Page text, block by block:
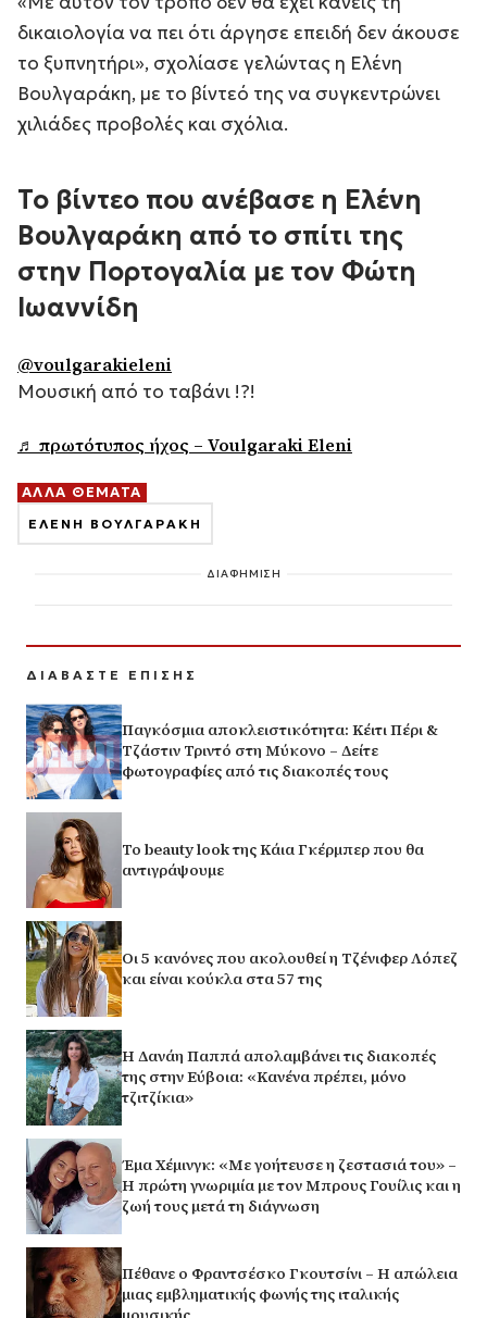
δικαιολογία να πει ότι άργησε επειδή δεν άκουσε
το ξυπνητήρι», σχολίασε γελώντας η Ελένη
Βουλγαράκη, με το βίντεό της να συγκεντρώνει
χιλιάδες προβολές και σχόλια.
Το βίντεο που ανέβασε η Ελένη
Βουλγαράκη από το σπίτι της
στην Πορτογαλία με τον Φώτη
Ιωαννίδη
@voulgarakieleni
Μουσική από το ταβάνι !?!
♬ πρωτότυπος ήχος – Voulgaraki Eleni
ΑΛΛΑ ΘΕΜΑΤΑ
ΕΛΕΝΗ ΒΟΥΛΓΑΡΑΚΗ
ΔΙΑΦΗΜΙΣΗ
ΔΙΑΒΑΣΤΕ ΕΠΙΣΗΣ
Παγκόσμια αποκλειστικότητα: Κέιτι Πέρι &
Τζάστιν Τριντό στη Μύκονο – Δείτε
φωτογραφίες από τις διακοπές τους
Το beauty look της Κάια Γκέρμπερ που θα
αντιγράψουμε
Οι 5 κανόνες που ακολουθεί η Τζένιφερ Λόπεζ
και είναι κούκλα στα 57 της
Η Δανάη Παππά απολαμβάνει τις διακοπές
της στην Εύβοια: «Κανένα πρέπει, μόνο
τζιτζίκια»
Έμα Χέμινγκ: «Με γοήτευσε η ζεστασιά του» –
Η πρώτη γνωριμία με τον Μπρους Γουίλις και η
ζωή τους μετά τη διάγνωση
Πέθανε ο Φραντσέσκο Γκουτσίνι – Η απώλεια
μιας εμβληματικής φωνής της ιταλικής